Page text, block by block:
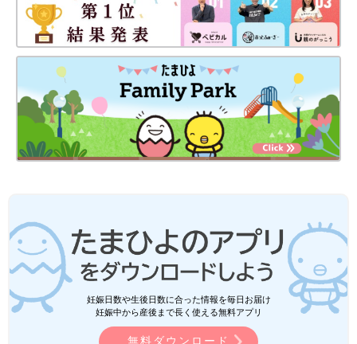
妊娠日数や生後日数に合った情報を毎日お届け
妊娠中から産後まで長く使える無料アプリ
無料ダウンロード